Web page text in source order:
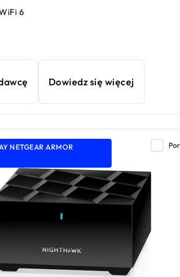
6
Dowiedz się więcej
NETGEAR ARMOR